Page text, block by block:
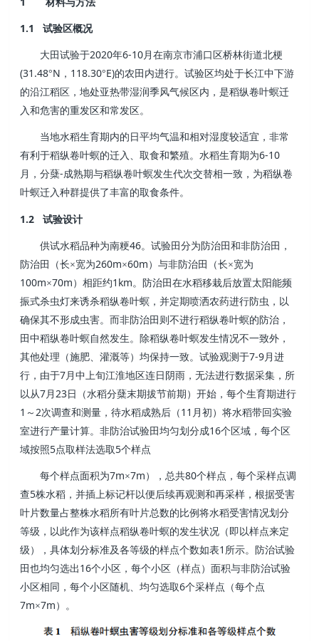
材料与方法
1.1试验区概况
大田试验于2020年6-10月在南京市浦口区桥林街道北梗
(31.48°N ， 118.30°E)的农田内进行。试验区均处于长江中下游
的沿江稻区，地处亚热带湿润季风气候区内，是稻纵卷叶螟迁
入和危害的重发区和常发区。
当地水稻生育期内的日平均气温和相对湿度较适宜，非常
有利于稻纵卷叶螟的迁入、取食和繁殖。水稻生育期为6-10
月，分蘖-成熟期与稻纵卷叶螟发生代次交替相一致，为稻纵卷
叶螟迁入种群提供了丰富的取食条件。
1.2试验设计
供试水稻品种为南粳46。试验田分为防治田和非防治田，
防治田（长×宽为260m×60m ）与非防治田（长×宽为
100m×70m ）相距约1km 。防治田在水稻移栽后放置太阳能频
振式杀虫灯来诱杀稻纵卷叶螟，并定期喷洒农药进行防虫，以
确保其不形成虫害。而非防治田则不进行稻纵卷叶螟的防治，
田中稻纵卷叶螟自然发生。除稻纵卷叶螟发生情况不一致外，
其他处理（施肥、灌溉等）均保持一致。试验观测于7-9 月进
行，由于7 月中上旬江淮地区连日阴雨，无法进行数据采集，所
以从7 月 23日（水稻分蘖末期拔节前期）开始，每个生育期进行
1 ～ 2次调查和测量，待水稻成熟后（ 11 月初）将水稻带回实验
室进行产量计算。非防治试验田均匀划分成16个区域，每个区
域按照5点取样法选取 5个样点
每个样点面积为7m×7m ），总共80个样点，每个采样点调
查5株水稻，并插上标记杆以便后续再观测和再采样，根据受害
叶片数量占整株水稻所有叶片总数的比例将水稻受害情况划分
等级，以此作为该样点稻纵卷叶螟的发生状况（即以样点来定
级），具体划分标准及各等级的样点个数如表1 所示。防治试验
田也均匀选出 16个小区，每个小区（样点）面积与非防治试验
小区相同，每个小区随机、均匀选取6个采样点（每个点
7m×7m ）。